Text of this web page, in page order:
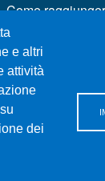
e altri
attività
dei
Come
Dove siamo
Mappa del sito
Accessibilità
Privacy e cookie